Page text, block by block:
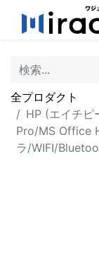
全プロダクト
HP (エイチピ
Pro/MS Office
ラ/WIFI/